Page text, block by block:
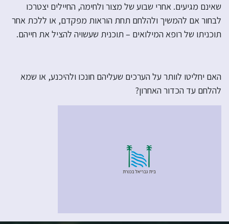
שאינם מגיעים. אחרי שבוע של מצור ולחימה, החיילים יצטרכו
לבחור אם להמשיך ולהלחם תחת הוראות מפקדם, או ללכת אחר
תוכניתו של רופא המילואים – תוכנית שעשויה להציל את חייהם.
האם יחליטו לוותר על הערכים שעליהם חונכו ולהיכנע, או שמא
להלחם עד הכדור האחרון?